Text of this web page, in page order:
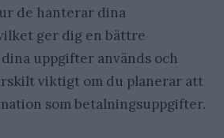
de hanterar dina
ger dig en bättre
uppgifter används och
viktigt om du planerar att
som betalningsuppgifter.